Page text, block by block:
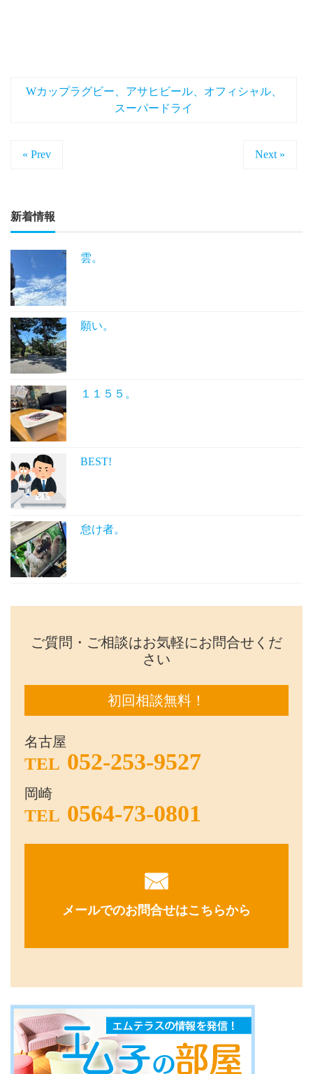
Wカップラグビー、アサヒビール、オフィシャル、
スーパードライ
« Prev Next »
新着情報
雲。
願い。
１１５５。
BEST!
怠け者。
ご質問・ご相談はお気軽にお問合せくだ
さい
初回相談無料！
名古屋
TEL 052-253-9527
岡崎
TEL 0564-73-0801
メールでのお問合せはこちらから